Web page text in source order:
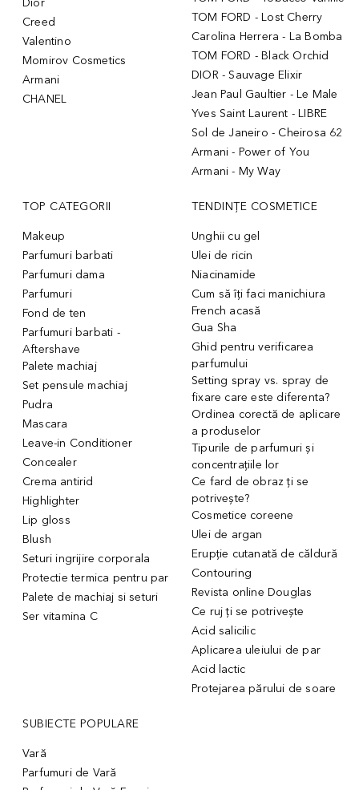
Dior
Creed
Valentino
Momirov Cosmetics
Armani
CHANEL
TOM FORD - Lost Cherry
Carolina Herrera - La Bomba
TOM FORD - Black Orchid
DIOR - Sauvage Elixir
Jean Paul Gaultier - Le Male
Yves Saint Laurent - LIBRE
Sol de Janeiro - Cheirosa 62
Armani - Power of You
Armani - My Way
TOP CATEGORII
Makeup
Parfumuri barbati
Parfumuri dama
Parfumuri
Fond de ten
Parfumuri barbati -
Aftershave
Palete machiaj
Set pensule machiaj
Pudra
Mascara
Leave-in Conditioner
Concealer
Crema antirid
Highlighter
Lip gloss
Blush
Seturi ingrijire corporala
Protectie termica pentru par
Palete de machiaj si seturi
Ser vitamina C
TENDINȚE COSMETICE
Unghii cu gel
Ulei de ricin
Niacinamide
Cum să îți faci manichiura
French acasă
Gua Sha
Ghid pentru verificarea
parfumului
Setting spray vs. spray de
fixare care este diferenta?
Ordinea corectă de aplicare
a produselor
Tipurile de parfumuri și
concentrațiile lor
Ce fard de obraz ți se
potrivește?
Cosmetice coreene
Ulei de argan
Erupție cutanată de căldură
Contouring
Revista online Douglas
Ce ruj ți se potrivește
Acid salicilic
Aplicarea uleiului de par
Acid lactic
Protejarea părului de soare
SUBIECTE POPULARE
Vară
Parfumuri de Vară